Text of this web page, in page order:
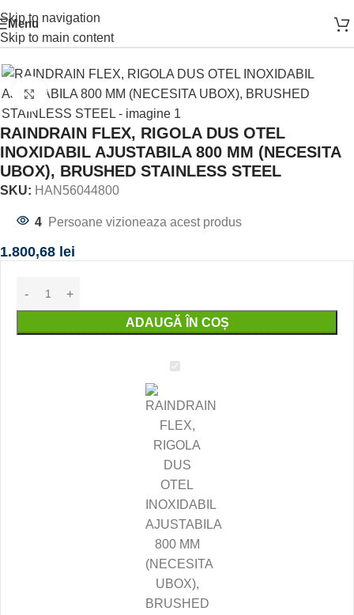
Skip to navigation
Skip to main content
MenuOBIECTE SANITARE RIGOLA DUS
Click to enlarge
RAINDRAIN FLEX, RIGOLA DUS OTEL
INOXIDABIL AJUSTABILA 800 MM (NECESITA
UBOX), BRUSHED STAINLESS STEEL
SKU: HAN56044800
4 Persoane vizioneaza acest produs
1.800,68 lei
ADAUGĂ ÎN COȘ
RAINDRAIN
RIGOLA
DUS
OTEL
INOXIDABIL
AJUSTABILA
800
MM
(NECESITA
UBOX),
BRUSHED
STAINLESS